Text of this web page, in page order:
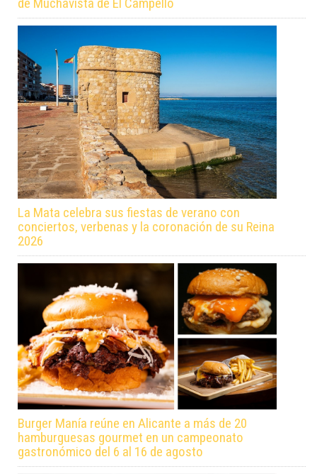
de Muchavista de El Campello
La Mata celebra sus fiestas de verano con
conciertos, verbenas y la coronación de su Reina
2026
Burger Manía reúne en Alicante a más de 20
hamburguesas gourmet en un campeonato
gastronómico del 6 al 16 de agosto